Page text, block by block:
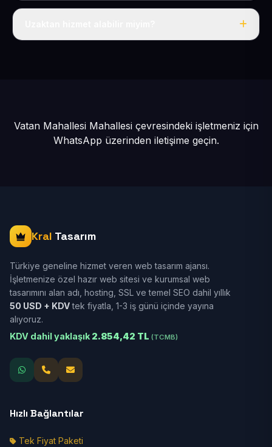
Tek fiyat: yılda 50 USD + KDV, her şey dahil.
Vatan Mahallesi Mahallesi çevresindeki işletmeniz için
WhatsApp üzerinden iletişime geçin.
Kral Tasarım
Türkiye geneline hizmet veren web tasarım ajansı.
İşletmenize özel hazır web sitesi ve kurumsal web
tasarımını alan adı, hosting, SSL ve temel SEO dahil yıllık
50 USD + KDVtek fiyatla, 1-3 iş günü içinde yayına
alıyoruz.
KDV dahil yaklaşık 2.854,42 TL (TCMB)
Hızlı Bağlantılar
Tek Fiyat Paketi